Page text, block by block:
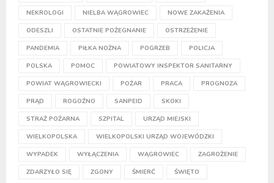
NEKROLOGI NIELBA WĄGROWIEC NOWE ZAKAŻENIA
ODESZLI OSTATNIE POŻEGNANIE OSTRZEŻENIE
PANDEMIA PIŁKA NOŻNA POGRZEB POLICJA
POLSKA POMOC POWIATOWY INSPEKTOR SANITARNY
POWIAT WĄGROWIECKI POŻAR PRACA PROGNOZA
PRĄD ROGOŹNO SANPEID SKOKI
STRAŻ POŻARNA SZPITAL URZĄD MIEJSKI
WIELKOPOLSKA WIELKOPOLSKI URZĄD WOJEWÓDZKI
WYPADEK WYŁĄCZENIA WĄGROWIEC ZAGROŻENIE
ZDARZYŁO SIĘ ZGONY ŚMIERĆ ŚWIĘTO